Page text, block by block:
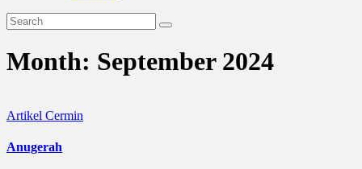
Month: September 2024
Artikel Cermin
Anugerah